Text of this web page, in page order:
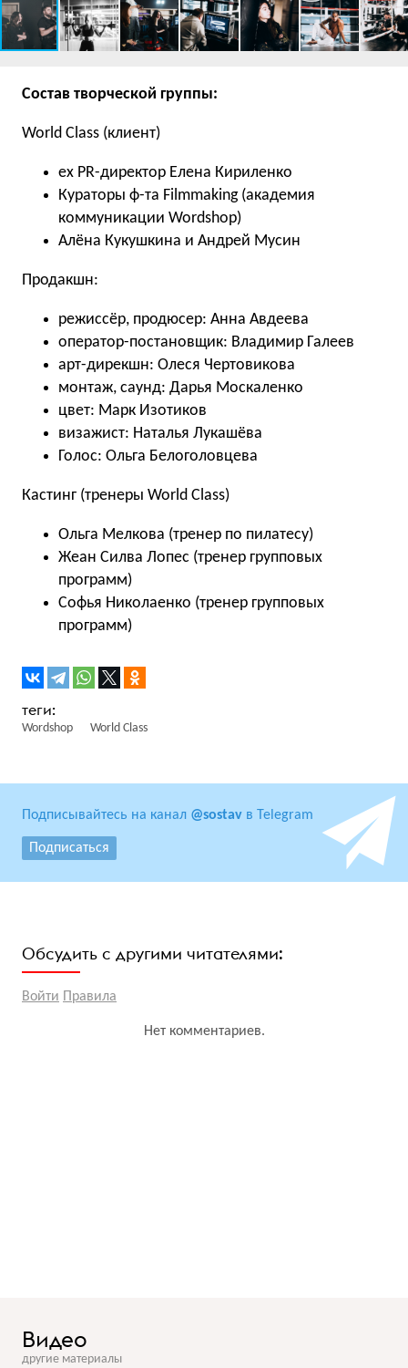
Состав творческой группы:
World Class (клиент)
ex PR-директор Елена Кириленко
Кураторы ф-та Filmmaking (академия
коммуникации Wordshop)
Алёна Кукушкина и Андрей Мусин
Продакшн:
режиссёр, продюсер: Анна Авдеева
оператор-постановщик: Владимир Галеев
арт-дирекшн: Олеся Чертовикова
монтаж, саунд: Дарья Москаленко
цвет: Марк Изотиков
визажист: Наталья Лукашёва
Голос: Ольга Белоголовцева
Кастинг (тренеры World Class)
Ольга Мелкова (тренер по пилатесу)
Жеан Силва Лопес (тренер групповых
программ)
Софья Николаенко (тренер групповых
программ)
Wordshop World Class
Подписывайтесь на канал @sostav в Telegram
Подписаться
Обсудить с другими читателями:
Войти Правила
Нет комментариев.
Видео
другие материалы